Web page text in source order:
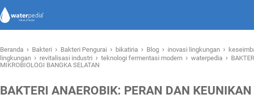
Beranda › Bakteri › Bakteri Pengurai › bikatiria › Blog › inovasi lingkungan ›
lingkungan › revitalisasi industri › teknologi fermentasi modern › waterpedia ›
MIKROBIOLOGI BANGKA SELATAN
BAKTERI ANAEROBIK: PERAN DAN